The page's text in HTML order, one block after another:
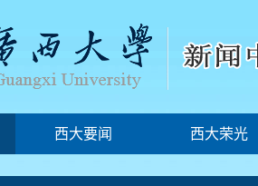
西大要闻 西大荣光